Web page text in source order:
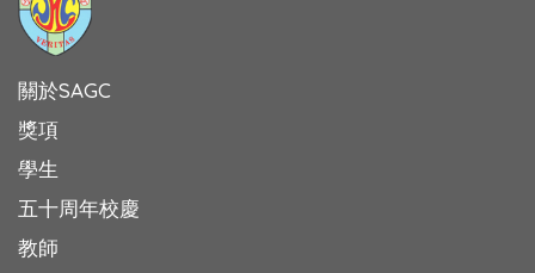
關於SAGC
獎項
學生
五十周年校慶
教師